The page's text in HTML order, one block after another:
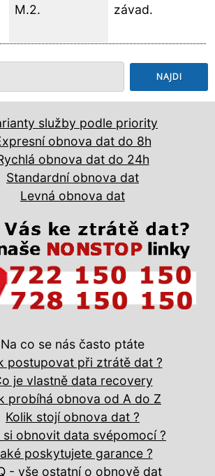
M.2.
závad.
služby podle priority
obnova dat do 8h
obnova dat do 24h
Standardní obnova dat
Levná obnova dat
Na co se nás často ptáte
postupovat při ztrátě dat ?
je vlastně data recovery
probíhá obnova od A do Z
Kolik stojí obnova dat ?
si obnovit data svépomocí ?
poskytujete garance ?
- vše ostatní o obnově dat